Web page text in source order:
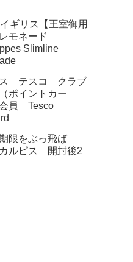
ギリス【王室御用
モネード
Slimline
ス テスコ クラブ
ポイントカー
員 Tesco
期限をぶっ飛ば
ルピス 開封後2